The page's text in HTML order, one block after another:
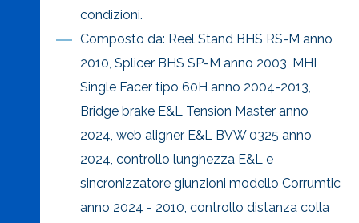
condizioni.
Composto da: Reel Stand BHS RS-M anno
2010, Splicer BHS SP-M anno 2003, MHI
Single Facer tipo 60H anno 2004-2013,
Bridge brake E&L Tension Master anno
2024, web aligner E&L BVW 0325 anno
2024, controllo lunghezza E&L e
sincronizzatore giunzioni modello Corrumtic
anno 2024 - 2010, controllo distanza colla